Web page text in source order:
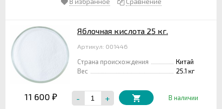
Яблочная кислота 25 кг.
Артикул: 001446
Страна происхождения
Китай
Вес
25.1 кг
11 600 ₽ - + В наличии